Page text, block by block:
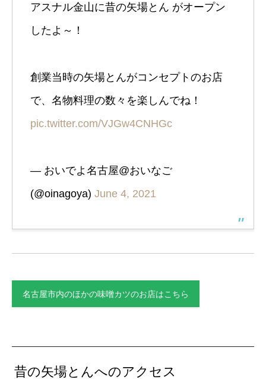
アスナル金山に昔の矢場とん がオープン
したよ～！
創業当時の矢場とんがコンセプトのお店
で、名物料理の数々を楽しんでね！
pic.twitter.com/VJGw4CNHGc
— おいでよ名古屋@おいなご
(@oinagoya) June 4, 2021
名古屋市内のほかの味噌カツのお店はこちら
昔の矢場とんへのアクセス